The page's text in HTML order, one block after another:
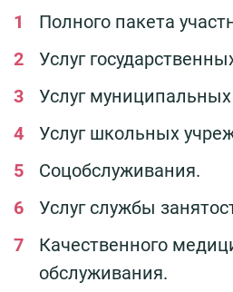
Полного пакета
Услуг
Услуг муниципальных
Услуг школьных
Соцобслуживания.
Услуг службы
Качественного
обслуживания.